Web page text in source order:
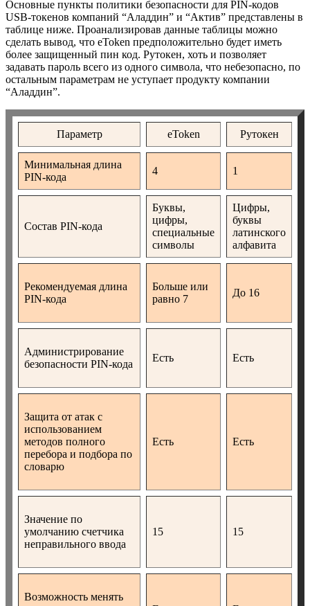
Основные пункты политики безопасности для PIN-кодов
USB-токенов компаний “Аладдин” и “Актив” представлены в
таблице ниже. Проанализировав данные таблицы можно
сделать вывод, что eToken предположительно будет иметь
более защищенный пин код. Рутокен, хоть и позволяет
задавать пароль всего из одного символа, что небезопасно, по
остальным параметрам не уступает продукту компании
“Аладдин”.
Параметр eToken Рутокен
Минимальная длина
PIN-кода
4 1
Состав PIN-кода
Буквы,
цифры,
специальные
символы
Цифры,
буквы
латинского
алфавита
Рекомендуемая длина
PIN-кода
Больше или
равно 7
До 16
Администрирование
безопасности PIN-кода
Есть Есть
Защита от атак с
использованием
методов полного
перебора и подбора по
словарю
Есть Есть
Значение по
умолчанию счетчика
неправильного ввода
15 15
Возможность менять